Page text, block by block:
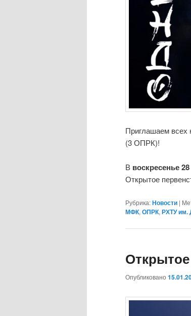
Приглашаем всех
(3 ОПРК)!
В воскресенье
Открытое
Рубрика:Новости |
МФК, ОПРК, РХТУ им.
Опубликовано